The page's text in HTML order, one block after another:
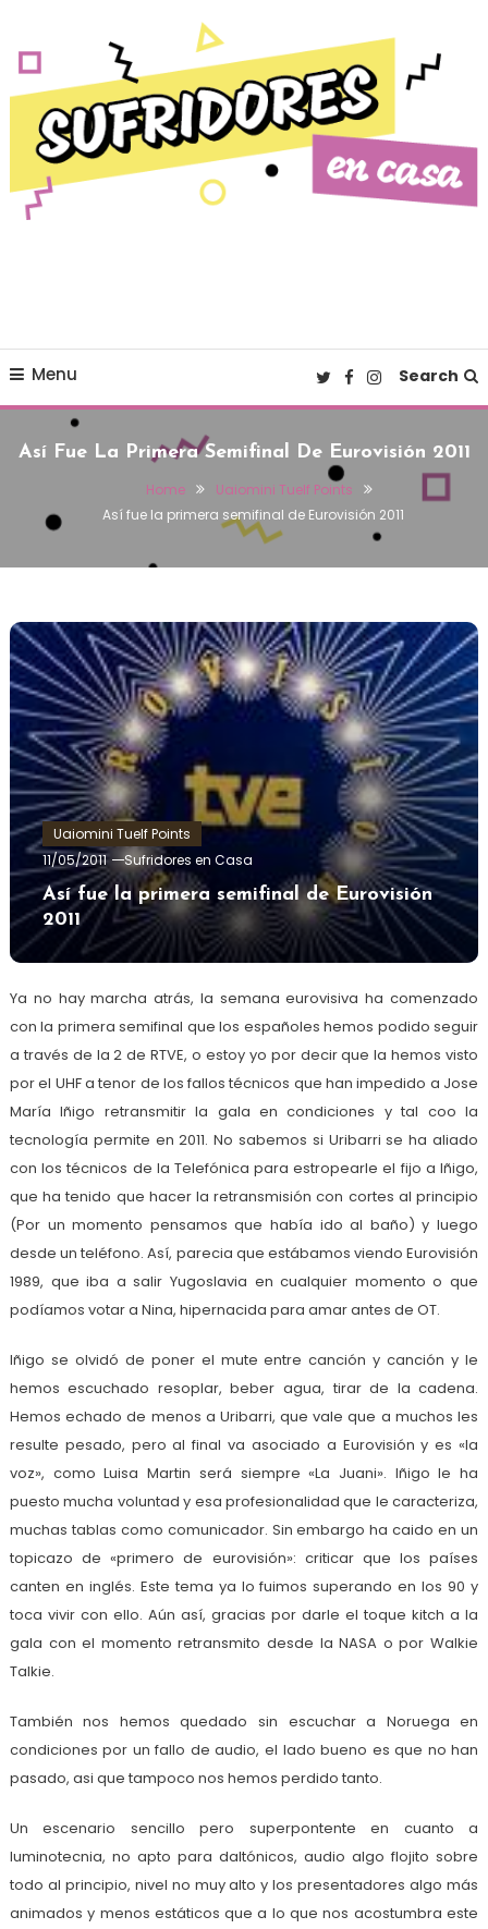
Menu Search
Así Fue La Primera Semifinal De Eurovisión 2011
Home
Uaiomini Tuelf Points
Así fue la primera semifinal de Eurovisión 2011
Uaiomini Tuelf Points
11/05/2011
Sufridores en Casa
Así fue la primera semifinal de Eurovisión
2011
Ya no hay marcha atrás, la semana eurovisiva ha comenzado
con la primera semifinal que los españoles hemos podido seguir
a través de la 2 de RTVE, o estoy yo por decir que la hemos visto
por el UHF a tenor de los fallos técnicos que han impedido a Jose
María Iñigo retransmitir la gala en condiciones y tal coo la
tecnología permite en 2011. No sabemos si Uribarri se ha aliado
con los técnicos de la Telefónica para estropearle el fijo a Iñigo,
que ha tenido que hacer la retransmisión con cortes al principio
(Por un momento pensamos que había ido al baño) y luego
desde un teléfono. Así, parecia que estábamos viendo Eurovisión
1989, que iba a salir Yugoslavia en cualquier momento o que
podíamos votar a Nina, hipernacida para amar antes de OT.
Iñigo se olvidó de poner el mute entre canción y canción y le
hemos escuchado resoplar, beber agua, tirar de la cadena.
Hemos echado de menos a Uribarri, que vale que a muchos les
resulte pesado, pero al final va asociado a Eurovisión y es «la
voz», como Luisa Martin será siempre «La Juani». Iñigo le ha
puesto mucha voluntad y esa profesionalidad que le caracteriza,
muchas tablas como comunicador. Sin embargo ha caido en un
topicazo de «primero de eurovisión»: criticar que los países
canten en inglés. Este tema ya lo fuimos superando en los 90 y
toca vivir con ello. Aún así, gracias por darle el toque kitch a la
gala con el momento retransmito desde la NASA o por Walkie
Talkie.
También nos hemos quedado sin escuchar a Noruega en
condiciones por un fallo de audio, el lado bueno es que no han
pasado, asi que tampoco nos hemos perdido tanto.
Un escenario sencillo pero superpontente en cuanto a
luminotecnia, no apto para daltónicos, audio algo flojito sobre
todo al principio, nivel no muy alto y los presentadores algo más
animados y menos estáticos que a lo que nos acostumbra este